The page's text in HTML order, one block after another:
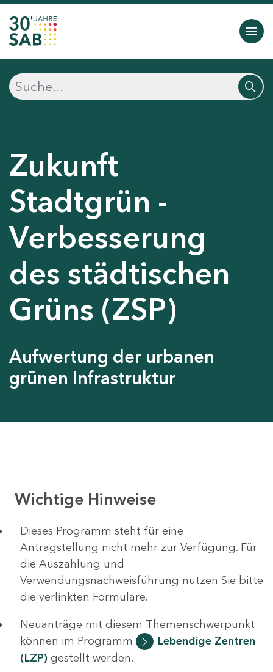
Zukunft
Stadtgrün -
Verbesserung
des städtischen
Grüns (ZSP)
Aufwertung der urbanen
grünen Infrastruktur
Wichtige Hinweise
Dieses Programm steht für eine
Antragstellung nicht mehr zur Verfügung. Für
die Auszahlung und
Verwendungsnachweisführung nutzen Sie bitte
die verlinkten Formulare.
Neuanträge mit diesem Themenschwerpunkt
können im Programm
Lebendige Zentren
(LZP) gestellt werden.